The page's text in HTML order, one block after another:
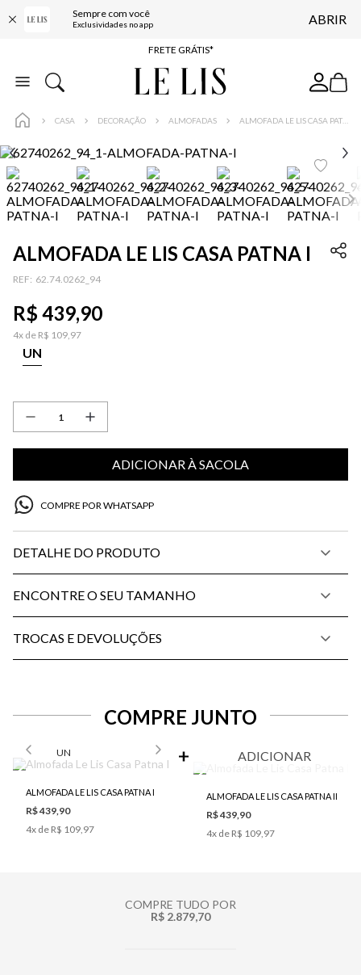
Sempre com você
Exclusividades no app ABRIR
ENTREGA EXPRESSA*
FRETE GRÁTIS*
BAIXE O APP
CASA DECORAÇÃO ALMOFADAS
ALMOFADA LE LIS CASA PATNA I
: 62.74.0262_94
R$ 439,90
4x de R$ 109,97
UN
ADICIONAR À SACOLA
COMPRE POR WHATSAPP
DETALHE DO PRODUTO
ENCONTRE O SEU TAMANHO
TROCAS E DEVOLUÇÕES
COMPRE JUNTO
UN
ALMOFADA LE LIS CASA PATNA I
R$ 439,90
4x de R$ 109,97
ADICIONAR
ALMOFADA LE LIS CASA PATNA II
R$ 439,90
4x de R$ 109,97
COMPRE TUDO POR
R$ 2.879,70